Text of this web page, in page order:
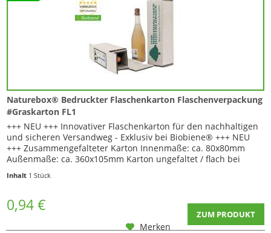
Naturebox® Bedruckter Flaschenkarton Flaschenverpackung
#Graskarton FL1
+++ NEU +++ Innovativer Flaschenkarton für den nachhaltigen
und sicheren Versandweg - Exklusiv bei Biobiene® +++ NEU
+++ Zusammengefalteter Karton Innenmaße: ca. 80x80mm
Außenmaße: ca. 360x105mm Karton ungefaltet / flach bei
Inhalt 1 Stück
0,94 € ZUM PRODUKT
Merken